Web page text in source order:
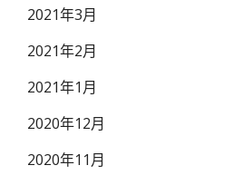
2021年3月
2021年2月
2021年1月
2020年12月
2020年11月